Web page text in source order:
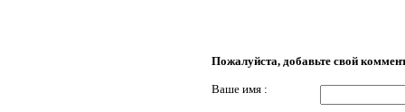
Пожалуйста, добавьте свой
Ваше имя :